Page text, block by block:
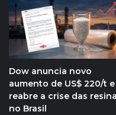
Dow anuncia novo
aumento de US$ 220/t e
reabre a crise das
no Brasil